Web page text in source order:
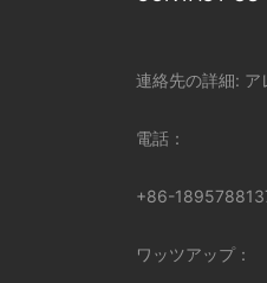
連絡先の詳細: ア
電話：
+86-
ワッツアップ：